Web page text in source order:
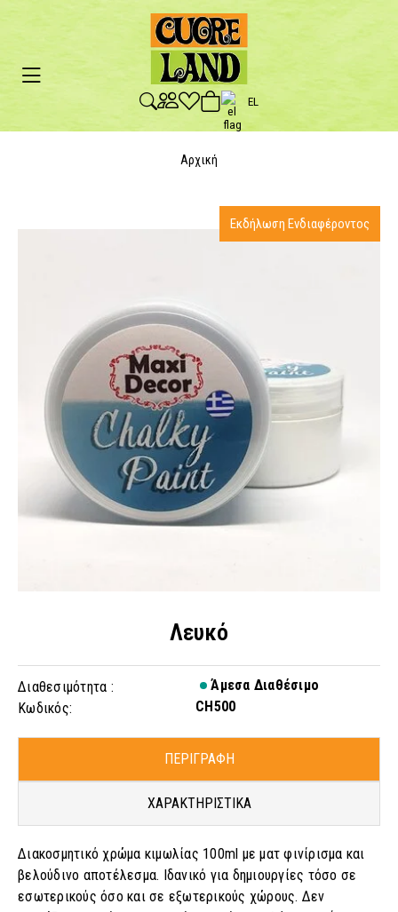
EL
Αρχική
Λευκό
Διαθεσιμότητα :
Άμεσα Διαθέσιμο
Κωδικός:
CH500
ΠΕΡΙΓΡΑΦΗ
ΧΑΡΑΚΤΗΡΙΣΤΙΚΑ
Διακοσμητικό χρώμα κιμωλίας 100ml με ματ φινίρισμα και
βελούδινο αποτέλεσμα. Ιδανικό για δημιουργίες τόσο σε
εσωτερικούς όσο και σε εξωτερικούς χώρους. Δεν
Εκδήλωση Ενδιαφέροντος